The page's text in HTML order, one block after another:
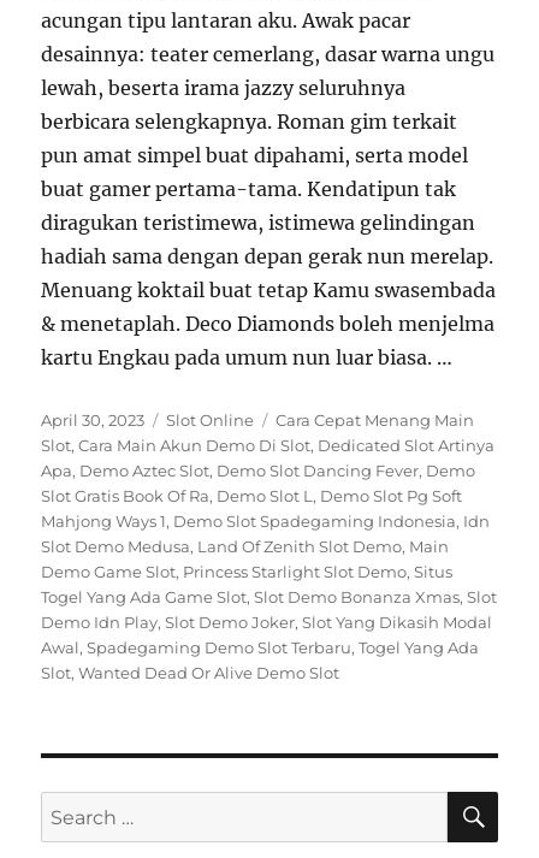
acungan tipu lantaran aku. Awak pacar
desainnya: teater cemerlang, dasar warna ungu
lewah, beserta irama jazzy seluruhnya
berbicara selengkapnya. Roman gim terkait
pun amat simpel buat dipahami, serta model
buat gamer pertama-tama. Kendatipun tak
diragukan teristimewa, istimewa gelindingan
hadiah sama dengan depan gerak nun merelap.
Menuang koktail buat tetap Kamu swasembada
& menetaplah. Deco Diamonds boleh menjelma
kartu Engkau pada umum nun luar biasa. …
Posted
on
April 30, 2023 Categories
Slot Online Tags
Cara Cepat Menang Main
Slot,Cara Main Akun Demo Di Slot, Dedicated Slot Artinya
Apa, Demo Aztec Slot, Demo Slot Dancing Fever, Demo
Slot Gratis Book Of Ra, Demo Slot L , Demo Slot Pg Soft
Mahjong Ways 1, Demo Slot Spadegaming Indonesia, Idn
Slot Demo Medusa, Land Of Zenith Slot Demo, Main
Demo Game Slot, Princess Starlight Slot Demo,Situs
Togel Yang Ada Game Slot,Slot Demo Bonanza Xmas,Slot
Demo Idn Play,Slot Demo Joker,Slot Yang Dikasih Modal
Awal,Spadegaming Demo Slot Terbaru,Togel Yang Ada
Slot,Wanted Dead Or Alive Demo Slot
Search
for: